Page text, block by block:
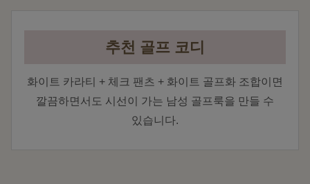
추천 골프 코디
화이트 카라티 + 체크 팬츠 + 화이트 골프화 조합이면
깔끔하면서도 시선이 가는 남성 골프룩을 만들 수
있습니다.